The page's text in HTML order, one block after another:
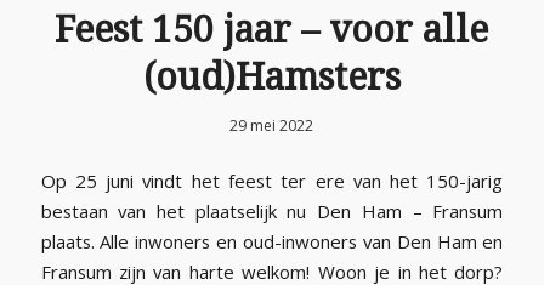
Feest 150 jaar – voor alle
(oud)Hamsters
29 mei 2022
Op 25 juni vindt het feest ter ere van het 150-jarig
bestaan van het plaatselijk nu Den Ham – Fransum
plaats. Alle inwoners en oud-inwoners van Den Ham en
Fransum zijn van harte welkom! Woon je in het dorp?